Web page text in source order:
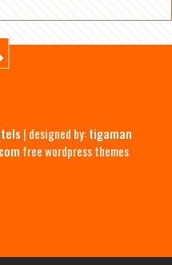
| designed by:tigaman
free wordpress themes